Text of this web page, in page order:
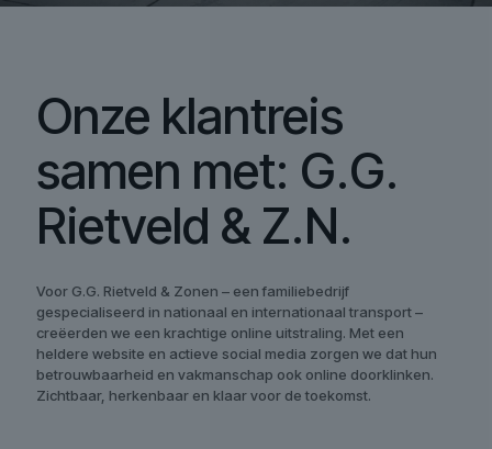
Onze klantreis
samen met: G.G.
Rietveld & Z.N.
Voor G.G. Rietveld & Zonen – een familiebedrijf
gespecialiseerd in nationaal en internationaal transport –
creëerden we een krachtige online uitstraling. Met een
heldere website en actieve social media zorgen we dat hun
betrouwbaarheid en vakmanschap ook online doorklinken.
Zichtbaar, herkenbaar en klaar voor de toekomst.